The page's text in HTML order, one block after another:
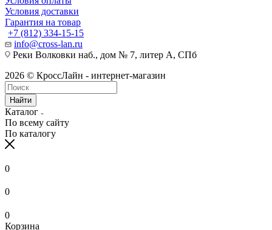
Условия доставки
Гарантия на товар
+7 (812) 334-15-15
info@cross-lan.ru
Реки Волковки наб., дом № 7, литер А, СПб
2026 © КроссЛайн - интернет-магазин
Найти
Каталог
По всему сайту
По каталогу
0
0
0
Корзина